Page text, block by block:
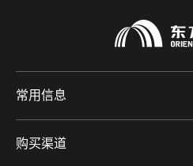
常用信息
购买渠道